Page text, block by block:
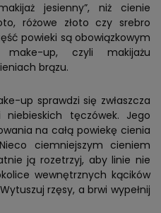
jesienny”, niż cienie
różowe złoto czy srebro
powieki są obowiązkowym
up, czyli makijażu
brązu.
up sprawdzi się zwłaszcza
tęczówek. Jego
na całą powiekę cienia
ciemniejszym cieniem
ją rozetrzyj, aby linie nie
wewnętrznych kącików
rzęsy, a brwi wypełnij